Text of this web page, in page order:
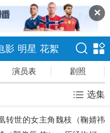
✕
影 明星 花絮
演员表 剧照
选集
转世的女主角魏枝（鞠婧祎